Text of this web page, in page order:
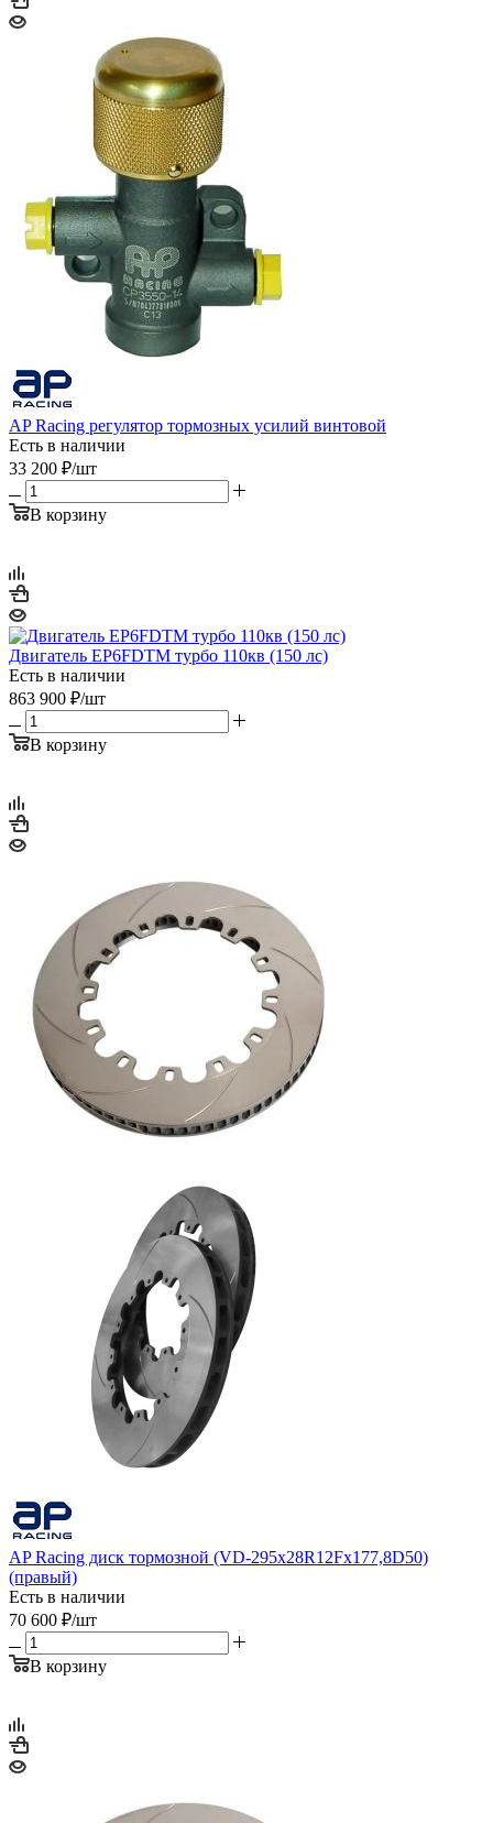
AP Racing регулятор тормозных усилий винтовой
Есть в наличии
33 200 ₽/шт
В корзину
Двигатель EP6FDTM турбо 110кв (150 лс)
Есть в наличии
863 900 ₽/шт
В корзину
AP Racing диск тормозной (VD-295x28R12Fx177,8D50)
(правый)
Есть в наличии
70 600 ₽/шт
В корзину